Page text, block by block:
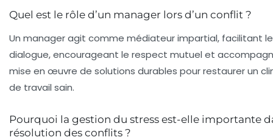
Quel est le rôle d’un manager lors d’un conflit ?
Un manager agit comme médiateur impartial, facilitant le
dialogue, encourageant le respect mutuel et
mise en œuvre de solutions durables pour restaurer un
de travail sain.
Pourquoi la gestion du stress est-elle importante
résolution des conflits ?